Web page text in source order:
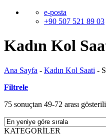
e-posta
+90 507 521 89 03
Kadın Kol
Ana Sayfa - Kadın Kol Saati -
Filtrele
75 sonuçtan 49-72 arası
KATEGORİLER